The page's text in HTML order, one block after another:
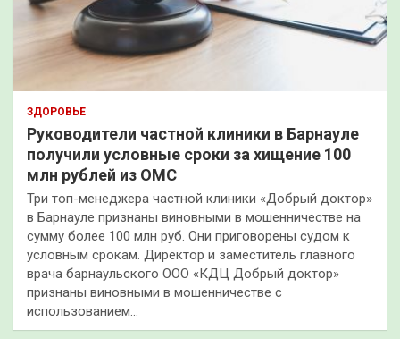
ЗДОРОВЬЕ
Руководители частной клиники в Барнауле
получили условные сроки за хищение 100
млн рублей из ОМС
Три топ-менеджера частной клиники «Добрый доктор»
в Барнауле признаны виновными в мошенничестве на
сумму более 100 млн руб. Они приговорены судом к
условным срокам. Директор и заместитель главного
врача барнаульского ООО «КДЦ Добрый доктор»
признаны виновными в мошенничестве с
использованием…